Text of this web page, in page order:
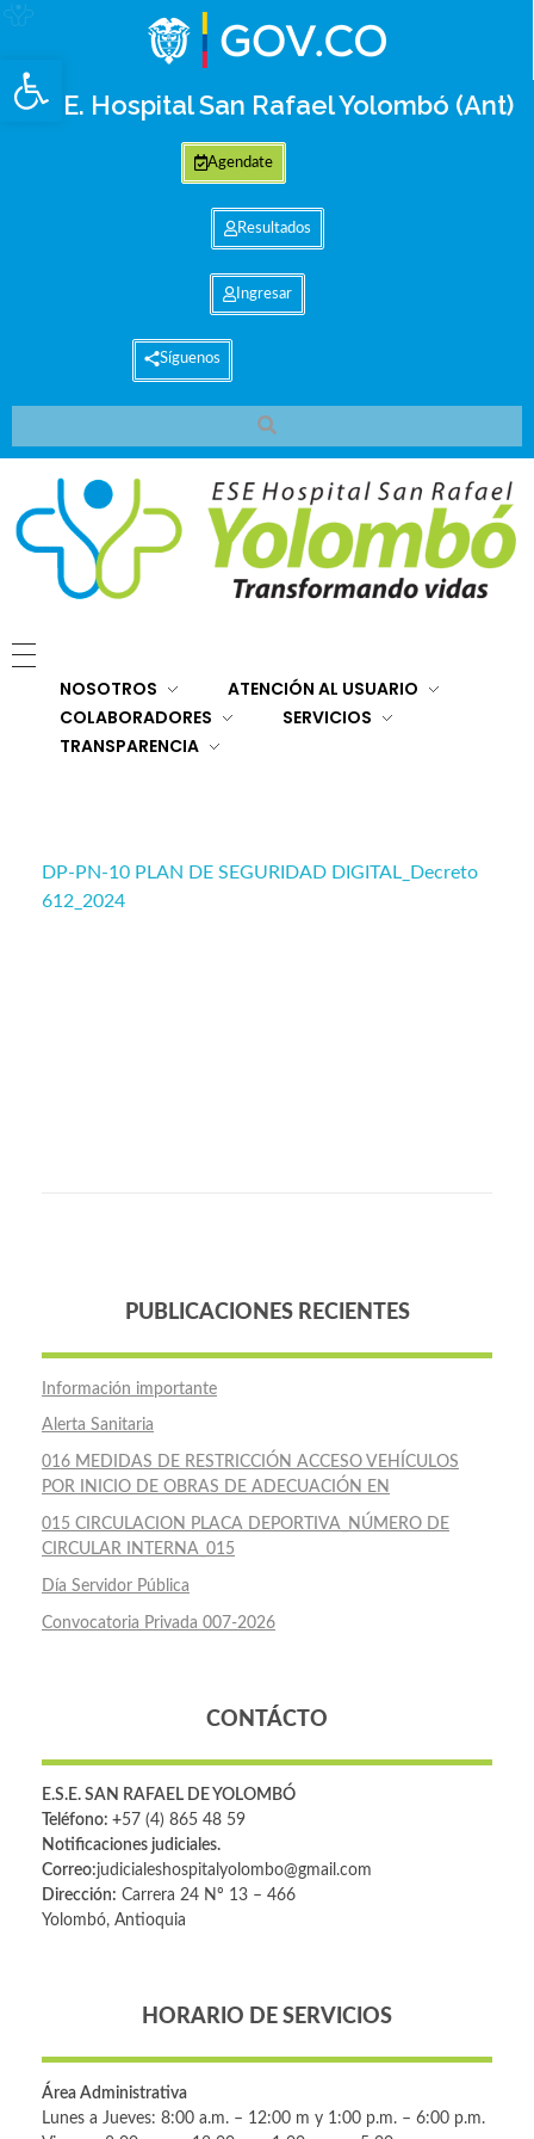
Abrir barra de herramientas
E.S.E. Hospital San Rafael Yolombó (Ant)
Agendate
Resultados
Ingresar
Síguenos
NOSOTROS
ATENCIÓN AL USUARIO
COLABORADORES
SERVICIOS
TRANSPARENCIA
DP-PN-10 PLAN DE SEGURIDAD DIGITAL_Decreto
612_2024
PUBLICACIONES RECIENTES
Información importante
Alerta Sanitaria
016 MEDIDAS DE RESTRICCIÓN ACCESO VEHÍCULOS
POR INICIO DE OBRAS DE ADECUACIÓN EN
015 CIRCULACION PLACA DEPORTIVA_NÚMERO DE
CIRCULAR INTERNA_015
Día Servidor Pública
Convocatoria Privada 007-2026
CONTÁCTO
E.S.E. SAN RAFAEL DE YOLOMBÓ
Teléfono: +57 (4) 865 48 59
Notificaciones judiciales.
Correo:judicialeshospitalyolombo@gmail.com
Dirección: Carrera 24 Nº 13 – 466
Yolombó, Antioquia
HORARIO DE SERVICIOS
Área Administrativa
Lunes a Jueves: 8:00 a.m. – 12:00 m y 1:00 p.m. – 6:00 p.m.